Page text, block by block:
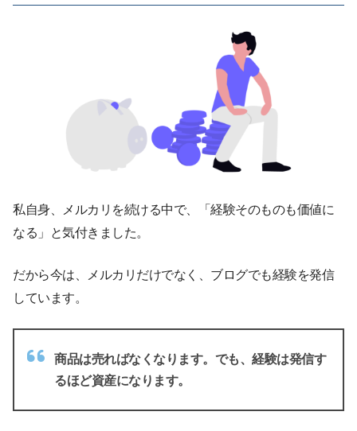
私自身、メルカリを続ける中で、「経験そのものも価値に
なる」と気付きました。
だから今は、メルカリだけでなく、ブログでも経験を発信
しています。
商品は売ればなくなります。でも、経験は発信す
るほど資産になります。